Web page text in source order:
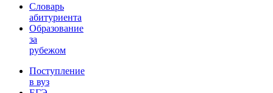
Словарь
абитуриента
Образование
за
рубежом
Поступление
в вуз